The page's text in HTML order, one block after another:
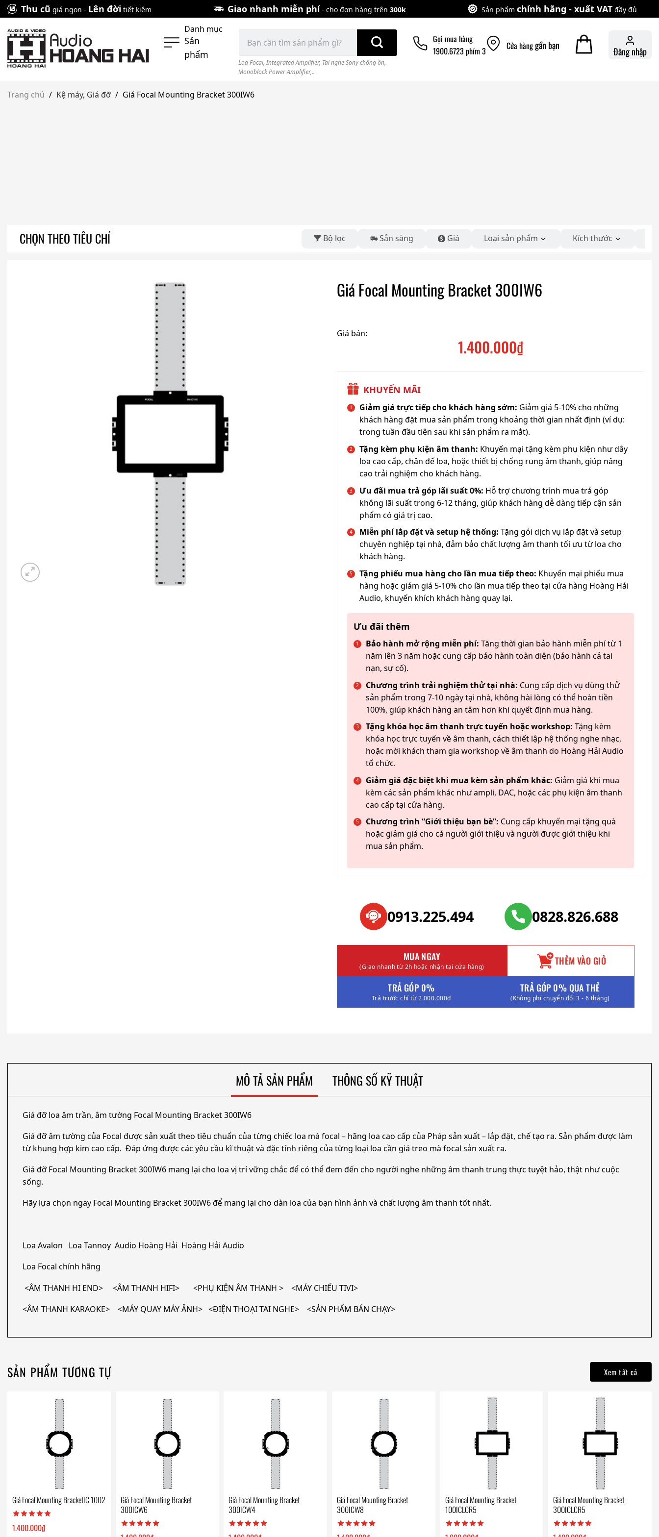
Skip
to
content
Thu cũ giá ngon - Lên đời tiết kiệm Giao nhanh miễn phí- cho đơn hàng trên 300k Sản phẩm chính hãng - xuất VAT đầy đủ
Danh mục
Sản
phẩm
kiếm:
Loa Focal, Integrated Amplifier, Tai nghe Sony chống ồn,
Monoblock Power Amplifier,..
Gọi mua hàng
1900.6723 phím 3
Cửa hànggần bạn Đăng nhập
Trang chủ / Kệ máy, Giá đỡ / Giá Focal Mounting Bracket 300IW6
CHỌN THEO TIÊU CHÍ Bộ lọc Sẵn sàng Giá Loại sản phẩm Kích thước
Giá Focal Mounting Bracket 300IW6
Giá bán:
1.400.000₫
KHUYẾN MÃI
Giảm giá trực tiếp cho khách hàng sớm: Giảm giá 5-10% cho những
khách hàng đặt mua sản phẩm trong khoảng thời gian nhất định (ví dụ:
trong tuần đầu tiên sau khi sản phẩm ra mắt).
Tặng kèm phụ kiện âm thanh: Khuyến mại tặng kèm phụ kiện như dây
loa cao cấp, chân đế loa, hoặc thiết bị chống rung âm thanh, giúp nâng
cao trải nghiệm cho khách hàng.
Ưu đãi mua trả góp lãi suất 0%: Hỗ trợ chương trình mua trả góp
không lãi suất trong 6-12 tháng, giúp khách hàng dễ dàng tiếp cận sản
phẩm có giá trị cao.
Miễn phí lắp đặt và setup hệ thống: Tặng gói dịch vụ lắp đặt và setup
chuyên nghiệp tại nhà, đảm bảo chất lượng âm thanh tối ưu từ loa cho
khách hàng.
Tặng phiếu mua hàng cho lần mua tiếp theo: Khuyến mại phiếu mua
hàng hoặc giảm giá 5-10% cho lần mua tiếp theo tại cửa hàng Hoàng Hải
Audio, khuyến khích khách hàng quay lại.
Ưu đãi thêm
Bảo hành mở rộng miễn phí: Tăng thời gian bảo hành miễn phí từ 1
năm lên 3 năm hoặc cung cấp bảo hành toàn diện (bảo hành cả tai
nạn, sự cố).
Chương trình trải nghiệm thử tại nhà: Cung cấp dịch vụ dùng thử
sản phẩm trong 7-10 ngày tại nhà, không hài lòng có thể hoàn tiền
100%, giúp khách hàng an tâm hơn khi quyết định mua hàng.
Tặng khóa học âm thanh trực tuyến hoặc workshop: Tặng kèm
khóa học trực tuyến về âm thanh, cách thiết lập hệ thống nghe nhạc,
hoặc mời khách tham gia workshop về âm thanh do Hoàng Hải Audio
tổ chức.
Giảm giá đặc biệt khi mua kèm sản phẩm khác: Giảm giá khi mua
kèm các sản phẩm khác như ampli, DAC, hoặc các phụ kiện âm thanh
cao cấp tại cửa hàng.
Chương trình “Giới thiệu bạn bè”: Cung cấp khuyến mại tặng quà
hoặc giảm giá cho cả người giới thiệu và người được giới thiệu khi
mua sản phẩm.
0913.225.494 0828.826.688
MUA NGAY
(Giao nhanh từ 2h hoặc nhận tại cửa hàng) THÊM VÀO GIỎ
TRẢ GÓP 0%
Trả trước chỉ từ 2.000.000đ
TRẢ GÓP 0% QUA THẺ
(Không phí chuyển đổi 3 - 6 tháng)
MÔ TẢ SẢN PHẨM THÔNG SỐ KỸ THUẬT
Giá đỡ loa âm trần, âm tường Focal Mounting Bracket 300IW6
Giá đỡ âm tường của Focal được sản xuất theo tiêu chuẩn của từng chiếc loa mà focal – hãng loa cao cấp của Pháp sản xuất – lắp đặt, chế tạo ra. Sản phẩm được làm
từ khung hợp kim cao cấp. Đáp ứng được các yêu cầu kĩ thuật và đặc tính riêng của từng loại loa cần giá treo mà focal sản xuất ra.
Giá đỡ Focal Mounting Bracket 300IW6 mang lại cho loa vị trí vững chắc để có thể đem đến cho người nghe những âm thanh trung thực tuyệt hảo, thật như cuộc
sống.
Hãy lựa chọn ngay Focal Mounting Bracket 300IW6 để mang lại cho dàn loa của bạn hình ảnh và chất lượng âm thanh tốt nhất.
Loa Avalon Loa Tannoy Audio Hoàng Hải Hoàng Hải Audio
Loa Focal chính hãng
<ÂM THANH HI END> <ÂM THANH HIFI> <PHỤ KIỆN ÂM THANH > <MÁY CHIẾU TIVI>
<ÂM THANH KARAOKE> <MÁY QUAY MÁY ẢNH> <ĐIỆN THOẠI TAI NGHE> <SẢN PHẨM BÁN CHẠY>
SẢN PHẨM TƯƠNG TỰ Xem tất cả
Giá Focal Mounting BracketIC 1002
1.400.000₫
Giá Focal Mounting Bracket
300ICW6
Giá Focal Mounting Bracket
300ICW4
Giá Focal Mounting Bracket
300ICW8
Giá Focal Mounting Bracket
100ICLCR5
Giá Focal Mounting Bracket
300ICLCR5